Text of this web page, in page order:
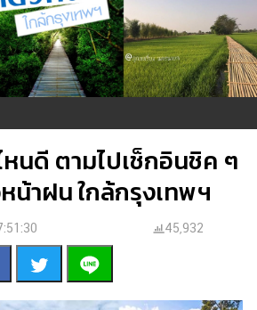
นดี ตามไปเช็กอินชิค ๆ
น้าฝน ใกล้กรุงเทพฯ
45,932